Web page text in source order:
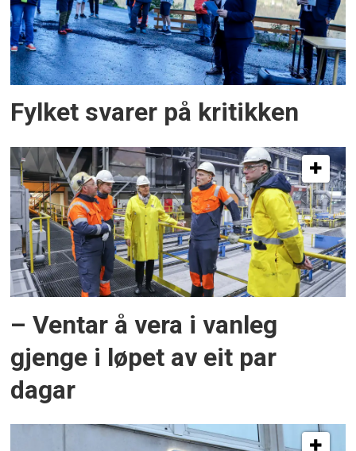
Fylket svarer på kritikken
– Ventar å vera i vanleg
gjenge i løpet av eit par
dagar